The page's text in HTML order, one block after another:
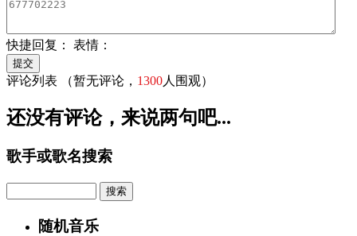
快捷回复： 表情：
评论列表 （暂无评论， 1300人围观）
还没有评论，来说两句吧...
歌手或歌名搜索
随机音乐